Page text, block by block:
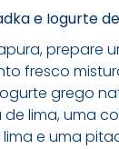
e Iogurte
prepare
fresco
grego
lima, uma
e uma